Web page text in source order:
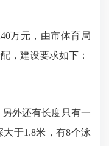
万元，由市体育局
，建设要求如下：
外还有长度只有一
于1.8米，有8个泳